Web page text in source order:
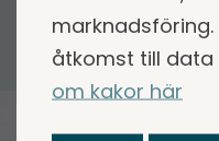
åtkomst till data
om kakor här